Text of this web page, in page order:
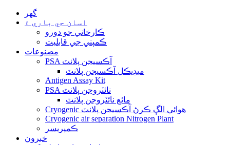
گهر
اسان جي باري ۾
ڪارخاني جو دورو
ڪمپني جي قابليت
مصنوعات
PSA آڪسيجن پلانٽ
ميڊيڪل آڪسيجن پلانٽ
Antigen Assay Kit
PSA نائٽروجن پلانٽ
مائع نائٽروجن پلانٽ
Cryogenic هوائي الڳ ڪرڻ آڪسيجن پلانٽ
Cryogenic air separation Nitrogen Plant
ڪمپريسر
خبرون